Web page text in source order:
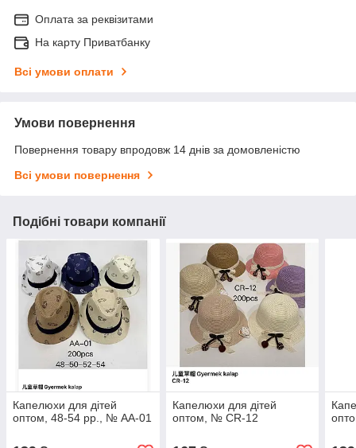
Оплата за реквізитами
На карту Приватбанку
Всі умови оплати
Умови повернення
Повернення товару впродовж 14 днів за домовленістю
Всі умови повернення
Подібні товари компанії
Капелюхи для дітей
оптом, 48-54 рр., № AA-01
Капелюхи для дітей
оптом, № CR-12